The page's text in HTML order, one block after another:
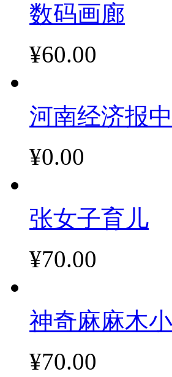
数码画廊
¥60.00
河南经济报
¥0.00
张女子育儿
¥70.00
神奇麻麻木
¥70.00